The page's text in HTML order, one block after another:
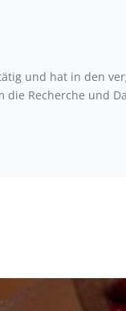
und hat in den
Recherche und